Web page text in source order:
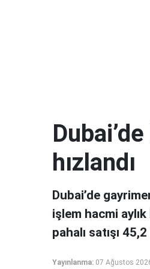
hızlandı
Dubai’de
işlem hacmi
pahalı satışı
Yayınlanma: 07 Ağustos